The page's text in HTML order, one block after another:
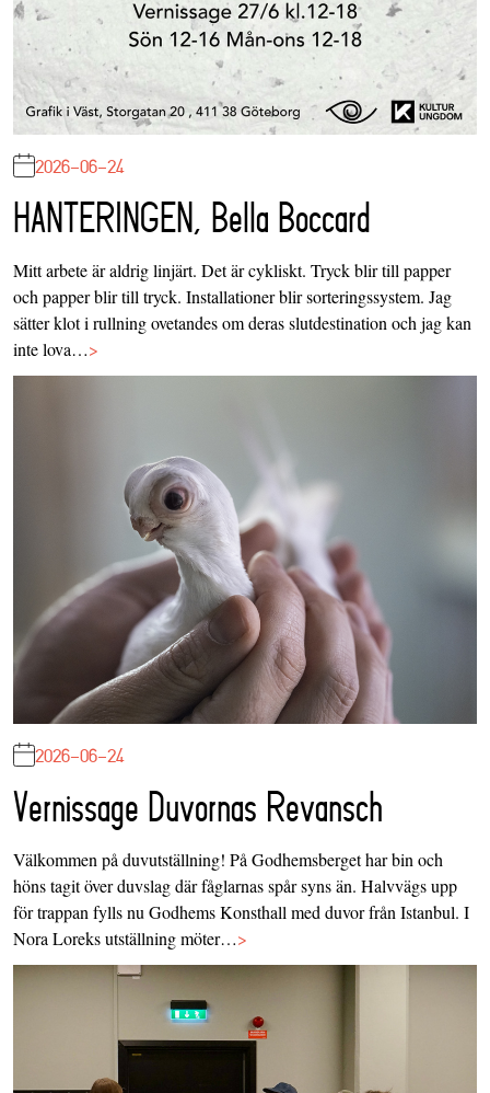
2026-06-24
HANTERINGEN, Bella Boccard
Mitt arbete är aldrig linjärt. Det är cykliskt. Tryck blir till papper
och papper blir till tryck. Installationer blir sorteringssystem. Jag
sätter klot i rullning ovetandes om deras slutdestination och jag kan
inte lova…>
2026-06-24
Vernissage Duvornas Revansch
Välkommen på duvutställning! På Godhemsberget har bin och
höns tagit över duvslag där fåglarnas spår syns än. Halvvägs upp
för trappan fylls nu Godhems Konsthall med duvor från Istanbul. I
Nora Loreks utställning möter…>